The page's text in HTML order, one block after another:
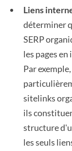
Liens
déterminer
SERP
les pages
Par
sitelinks
ils
structure
les seuls